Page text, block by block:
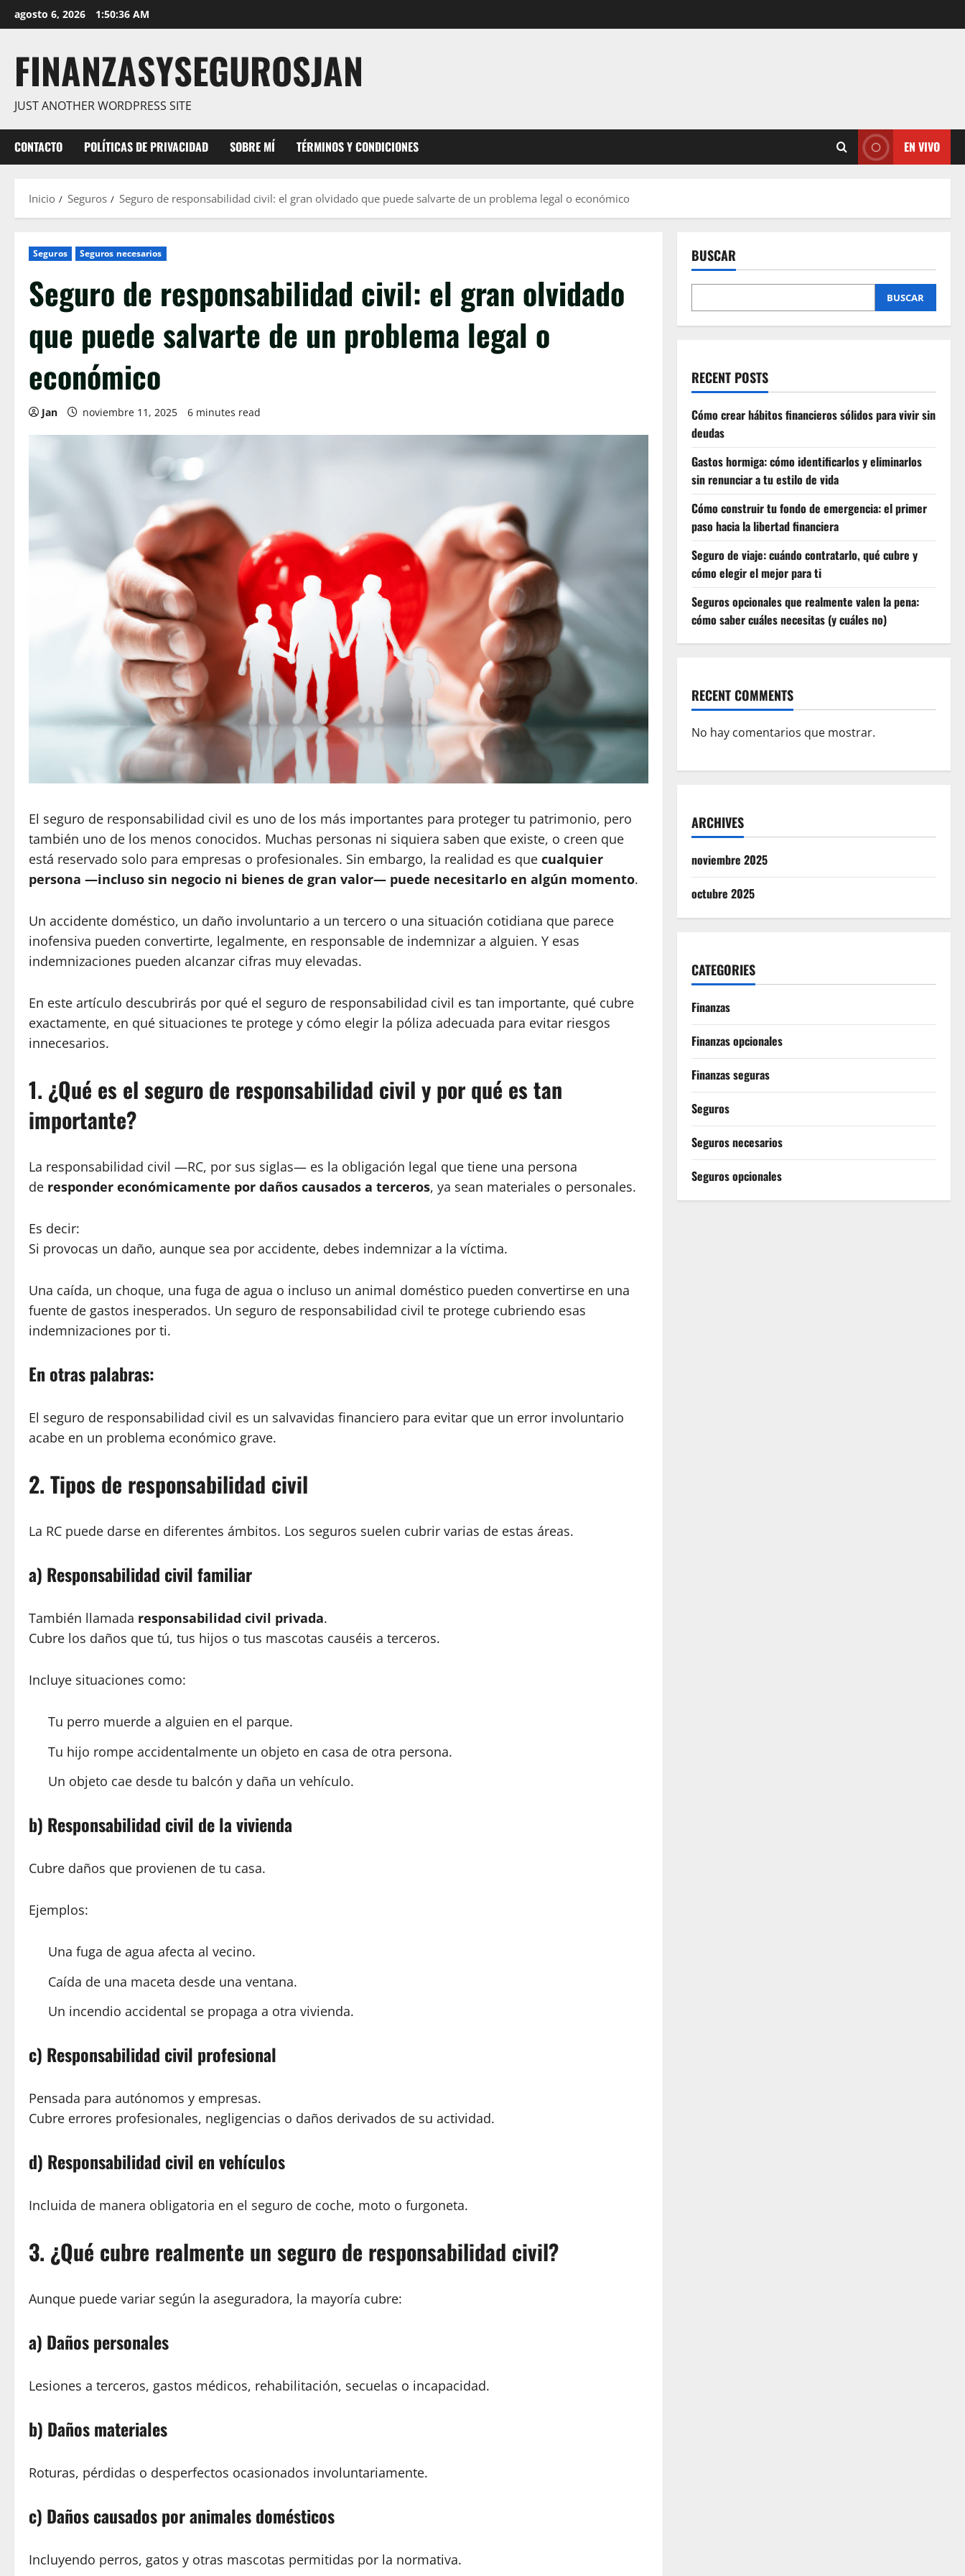
al
agosto 6, 2026 1:50:37 AM
FINANZASYSEGUROSJAN
JUST ANOTHER WORDPRESS SITE
CONTACTO POLÍTICAS DE PRIVACIDAD SOBRE MÍ TÉRMINOS Y CONDICIONES EN VIVO
Inicio Seguros Seguro de responsabilidad civil: el gran olvidado que puede salvarte de un problema legal o económico
Seguros Seguros necesarios
Seguro de responsabilidad civil: el gran olvidado
que puede salvarte de un problema legal o
económico
Jan noviembre 11, 2025 6 minutes read
El seguro de responsabilidad civil es uno de los más importantes para proteger tu patrimonio, pero
también uno de los menos conocidos. Muchas personas ni siquiera saben que existe, o creen que
está reservado solo para empresas o profesionales. Sin embargo, la realidad es que cualquier
persona —incluso sin negocio ni bienes de gran valor— puede necesitarlo en algún momento.
Un accidente doméstico, un daño involuntario a un tercero o una situación cotidiana que parece
inofensiva pueden convertirte, legalmente, en responsable de indemnizar a alguien. Y esas
indemnizaciones pueden alcanzar cifras muy elevadas.
En este artículo descubrirás por qué el seguro de responsabilidad civil es tan importante, qué cubre
exactamente, en qué situaciones te protege y cómo elegir la póliza adecuada para evitar riesgos
innecesarios.
1. ¿Qué es el seguro de responsabilidad civil y por qué es tan
importante?
La responsabilidad civil —RC, por sus siglas— es la obligación legal que tiene una persona
de responder económicamente por daños causados a terceros, ya sean materiales o personales.
Es decir:
Si provocas un daño, aunque sea por accidente, debes indemnizar a la víctima.
Una caída, un choque, una fuga de agua o incluso un animal doméstico pueden convertirse en una
fuente de gastos inesperados. Un seguro de responsabilidad civil te protege cubriendo esas
indemnizaciones por ti.
En otras palabras:
El seguro de responsabilidad civil es un salvavidas financiero para evitar que un error involuntario
acabe en un problema económico grave.
2. Tipos de responsabilidad civil
La RC puede darse en diferentes ámbitos. Los seguros suelen cubrir varias de estas áreas.
a) Responsabilidad civil familiar
También llamada responsabilidad civil privada.
Cubre los daños que tú, tus hijos o tus mascotas causéis a terceros.
Incluye situaciones como:
Tu perro muerde a alguien en el parque.
Tu hijo rompe accidentalmente un objeto en casa de otra persona.
Un objeto cae desde tu balcón y daña un vehículo.
b) Responsabilidad civil de la vivienda
Cubre daños que provienen de tu casa.
Ejemplos:
Una fuga de agua afecta al vecino.
Caída de una maceta desde una ventana.
Un incendio accidental se propaga a otra vivienda.
c) Responsabilidad civil profesional
Pensada para autónomos y empresas.
Cubre errores profesionales, negligencias o daños derivados de su actividad.
d) Responsabilidad civil en vehículos
Incluida de manera obligatoria en el seguro de coche, moto o furgoneta.
3. ¿Qué cubre realmente un seguro de responsabilidad civil?
Aunque puede variar según la aseguradora, la mayoría cubre:
a) Daños personales
Lesiones a terceros, gastos médicos, rehabilitación, secuelas o incapacidad.
b) Daños materiales
Roturas, pérdidas o desperfectos ocasionados involuntariamente.
c) Daños causados por animales domésticos
Incluyendo perros, gatos y otras mascotas permitidas por la normativa.
BUSCAR
BUSCAR
RECENT POSTS
Cómo crear hábitos financieros sólidos para vivir sin
deudas
Gastos hormiga: cómo identificarlos y eliminarlos
sin renunciar a tu estilo de vida
Cómo construir tu fondo de emergencia: el primer
paso hacia la libertad financiera
Seguro de viaje: cuándo contratarlo, qué cubre y
cómo elegir el mejor para ti
Seguros opcionales que realmente valen la pena:
cómo saber cuáles necesitas (y cuáles no)
RECENT COMMENTS
No hay comentarios que mostrar.
ARCHIVES
noviembre 2025
octubre 2025
CATEGORIES
Finanzas
Finanzas opcionales
Finanzas seguras
Seguros
Seguros necesarios
Seguros opcionales